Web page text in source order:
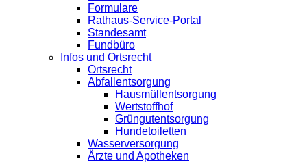
Formulare
Rathaus-Service-Portal
Standesamt
Fundbüro
Infos und Ortsrecht
Ortsrecht
Abfallentsorgung
Hausmüllentsorgung
Wertstoffhof
Grüngutentsorgung
Hundetoiletten
Wasserversorgung
Ärzte und Apotheken